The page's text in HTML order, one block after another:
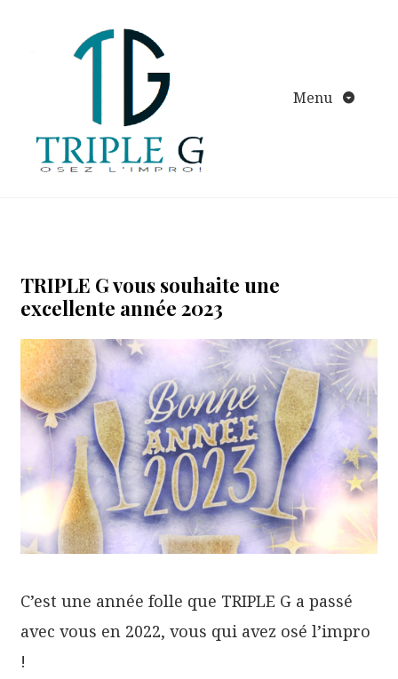
Menu
TRIPLE G vous souhaite une
excellente année 2023
C’est une année folle que TRIPLE G a passé
avec vous en 2022, vous qui avez osé l’impro
!